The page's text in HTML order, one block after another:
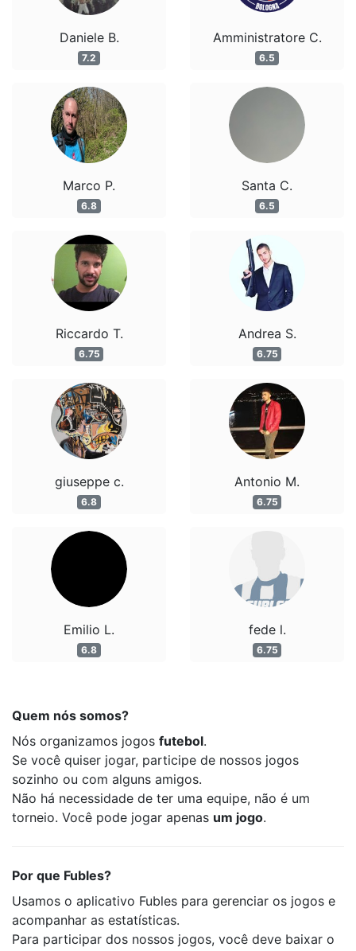
Daniele B.
7.2
Marco P.
6.8
Riccardo T.
6.75
giuseppe c.
6.8
Emilio L.
6.8
Amministratore C.
6.5
Santa C.
6.5
Andrea S.
6.75
Antonio M.
6.75
fede l.
6.75
Quem nós somos?
Nós organizamos jogos futebol.
Se você quiser jogar, participe de nossos jogos
sozinho ou com alguns amigos.
Não há necessidade de ter uma equipe, não é um
torneio. Você pode jogar apenas um jogo.
Por que Fubles?
Usamos o aplicativo Fubles para gerenciar os jogos e
acompanhar as estatísticas.
Para participar dos nossos jogos, você deve baixar o